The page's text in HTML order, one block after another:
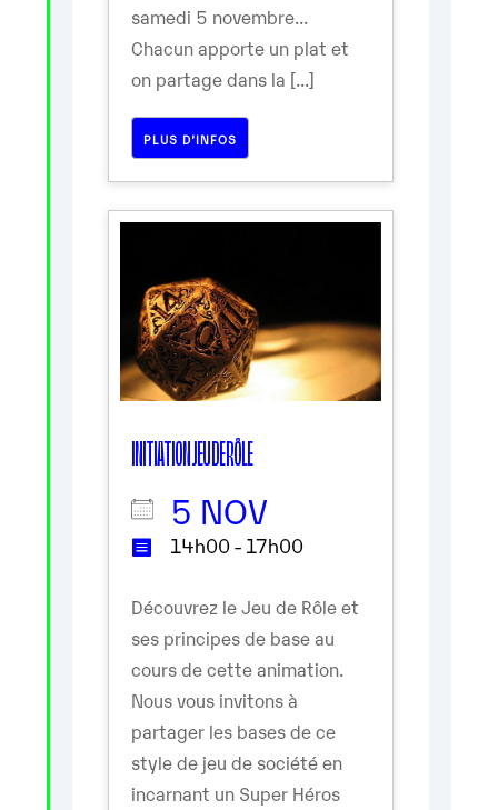
samedi 5 novembre...
Chacun apporte un plat et
on partage dans la [...]
PLUS D’INFOS
INITIATION JEU DE RÔLE
5 NOV
14h00 - 17h00
Découvrez le Jeu de Rôle et
ses principes de base au
cours de cette animation.
Nous vous invitons à
partager les bases de ce
style de jeu de société en
incarnant un Super Héros